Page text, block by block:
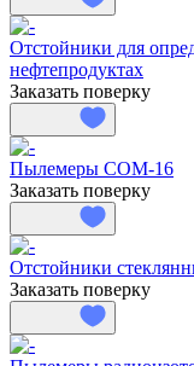
Отстойники для
нефтепродуктах
Заказать поверку
Пылемеры СОМ-16
Заказать поверку
Отстойники
Заказать поверку